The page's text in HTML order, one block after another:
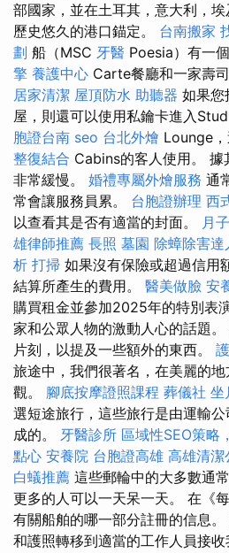
部國家，並在土耳其，意大利，
歷史悠久的港口錨定。 台南搬家
劃 船（MSC 牙醫 Poesia）有一
擎 養護中心 Carte餐廳和一家壽
居家清潔 屋頂防水 助聽器 如果您
屋，則還可以使用私鑰卡進入
胞證台南 seo 台北外燴 Lounge
整復結合 Cabins的客人使用。
非常緩慢。 婚禮專屬外燴服務 通
常會讓服務員累。 台胞證辦理 西
以查看其是否有適當的封面。 月
雄律師推薦 長照 墓園 除蟑除害達
析 打掃 如果沒有保險或超過信用
結算所產生的費用。 醫美做臉 安
購買租金並參加2025年的特別表
家和公眾人物的激動人心的話題
片刻，以提及一些額外的東西。
旅途中，我們很著名，在美麗的
觀。 腳底按摩證照課程 葬儀社 坐
選短途旅行，這些旅行是由運輸
成的。 牙醫診所 區域性SEO策略
點心 安養院 台胞證高雄 高雄清潔
白蟻推薦 這些郵輪中的大多數通
更多的人可以一天呆一天。 在《
有關船舶的哪一部分註冊的信息
和護照轉移到適當的工作人員接